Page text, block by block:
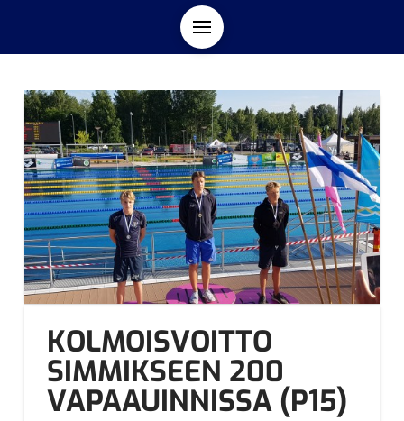
KOLMOISVOITTO
SIMMIKSEEN 200
VAPAAUINNISSA (P15)